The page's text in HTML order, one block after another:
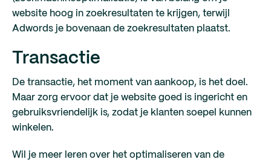
website hoog in zoekresultaten te krijgen, terwijl
Adwords je bovenaan de zoekresultaten plaatst.
Transactie
De transactie, het moment van aankoop, is het doel.
Maar zorg ervoor dat je website goed is ingericht en
gebruiksvriendelijk is, zodat je klanten soepel kunnen
winkelen.
Wil je meer leren over het optimaliseren van de